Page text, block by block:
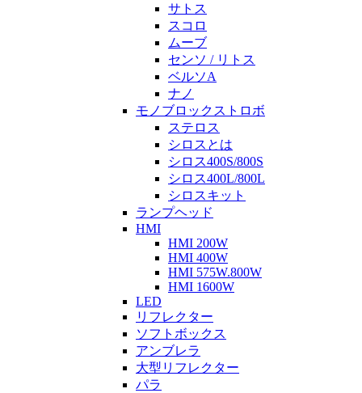
サトス
スコロ
ムーブ
センソ / リトス
ベルソA
ナノ
モノブロックストロボ
ステロス
シロスとは
シロス400S/800S
シロス400L/800L
シロスキット
ランプヘッド
HMI
HMI 200W
HMI 400W
HMI 575W.800W
HMI 1600W
LED
リフレクター
ソフトボックス
アンブレラ
大型リフレクター
パラ